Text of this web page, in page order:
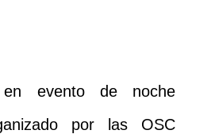
en evento de noche
por las OSC